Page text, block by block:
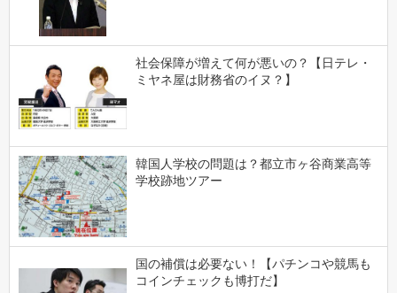
社会保障が増えて何が悪いの？【日テレ・
ミヤネ屋は財務省のイヌ？】
韓国人学校の問題は？都立市ヶ谷商業高等
学校跡地ツアー
国の補償は必要ない！【パチンコや競馬も
コインチェックも博打だ】